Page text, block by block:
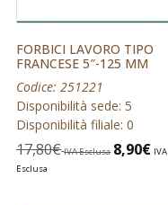
FORBICI LAVORO TIPO
FRANCESE 5″-125 MM
Codice: 251221
Disponibilità sede: 5
Disponibilità filiale: 0
17,80€ IVA Esclusa 8,90€ IVA
Esclusa